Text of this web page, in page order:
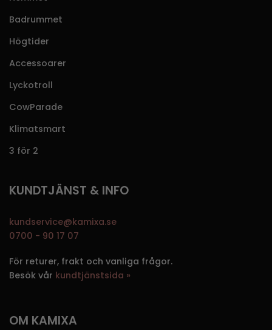
Badrummet
Högtider
Accessoarer
Lyckotroll
CowParade
Klimatsmart
3 för 2
KUNDTJÄNST & INFO
kundservice@kamixa.se
0700 - 90 17 07
För returer, frakt och vanliga frågor.
Besök vår kundtjänstsida »
OM KAMIXA